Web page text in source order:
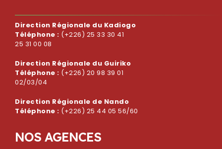
Direction Régionale du Kadiogo
Téléphone : (+226) 25 33 30 41
25 31 00 08
Direction Régionale du Guiriko
Téléphone : (+226) 20 98 39 01
02/03/04
Direction Régionale de Nando
Téléphone : (+226) 25 44 05 56/60
NOS AGENCES